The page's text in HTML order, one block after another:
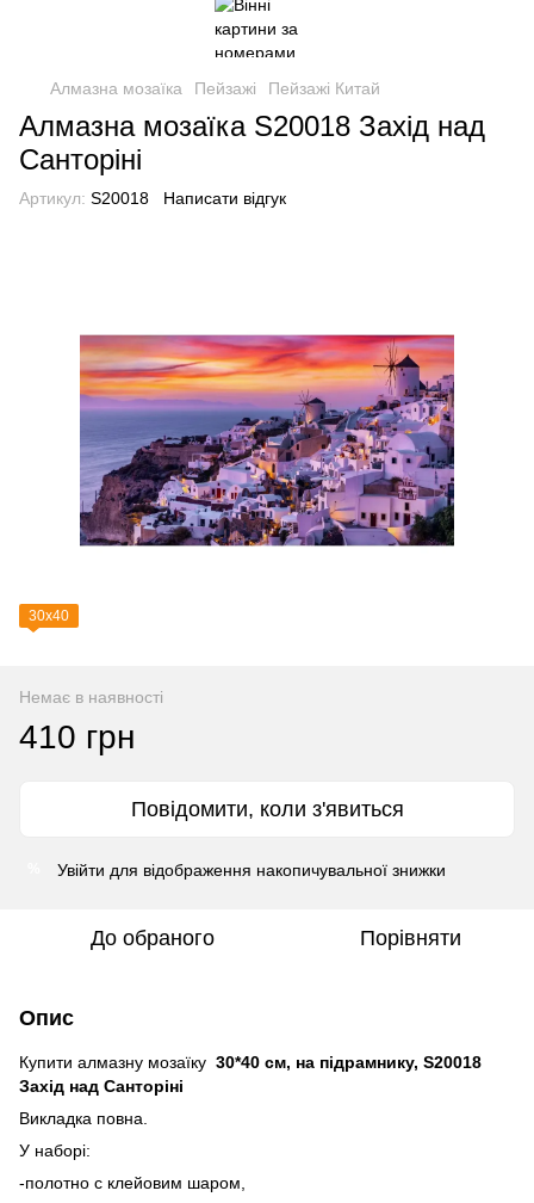
Алмазна мозаїка Пейзажі Пейзажі Китай
Алмазна мозаїка S20018 Захід над
Санторіні
Артикул: S20018 Написати відгук
30х40
Немає в наявності
410 грн
Повідомити, коли з'явиться
Увійти для відображення накопичувальної знижки
До обраного Порівняти
Опис
Купити алмазну мозаїку 30*40 см, на підрамнику, S20018
Захід над Санторіні
Викладка повна.
У наборі:
-полотно с клейовим шаром,